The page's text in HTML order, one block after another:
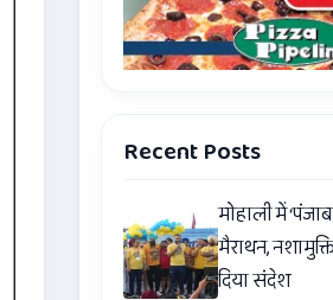
Recent Posts
मोहाली में
मैराथन,
दिया संदेश